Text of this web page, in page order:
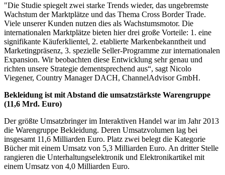
"Die Studie spiegelt zwei starke Trends wieder, das ungebremste
Wachstum der Marktplätze und das Thema Cross Border Trade.
Viele unserer Kunden nutzen dies als Wachstumsmotor. Die
internationalen Marktplätze bieten hier drei große Vorteile: 1. eine
signifikante Käuferklientel, 2. etablierte Markenbekanntheit und
Marketingpräsenz, 3. spezielle Seller-Programme zur internationalen
Expansion. Wir beobachten diese Entwicklung sehr genau und
richten unsere Strategie dementsprechend aus“, sagt Nicolo
Viegener, Country Manager DACH, ChannelAdvisor GmbH.
Bekleidung ist mit Abstand die umsatzstärkste Warengruppe
(11,6 Mrd. Euro)
Der größte Umsatzbringer im Interaktiven Handel war im Jahr 2013
die Warengruppe Bekleidung. Deren Umsatzvolumen lag bei
insgesamt 11,6 Milliarden Euro. Platz zwei belegt die Kategorie
Bücher mit einem Umsatz von 5,3 Milliarden Euro. An dritter Stelle
rangieren die Unterhaltungselektronik und Elektronikartikel mit
einem Umsatz von 4,0 Milliarden Euro.